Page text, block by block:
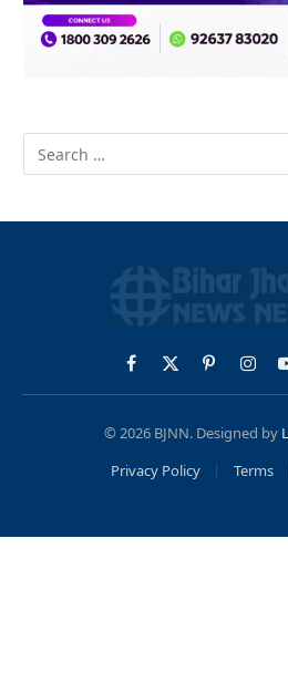
Facebook
X
(Twitter)
Pinterest
© 2026 BJNN. Designed by
Privacy Policy
Terms